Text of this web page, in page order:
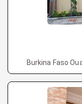
Burkina Faso